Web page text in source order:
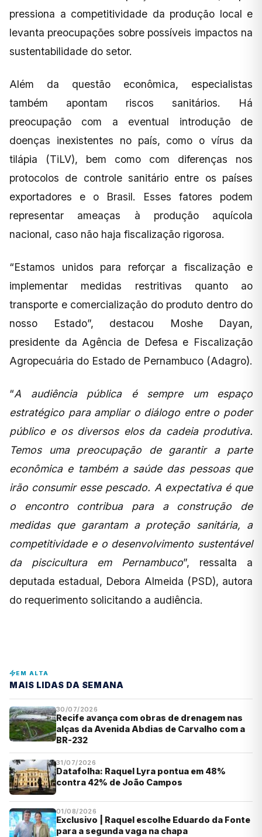
pressiona a competitividade da produção local e
levanta preocupações sobre possíveis impactos na
sustentabilidade do setor.
Além da questão econômica, especialistas
também apontam riscos sanitários. Há
preocupação com a eventual introdução de
doenças inexistentes no país, como o vírus da
tilápia (TiLV), bem como com diferenças nos
protocolos de controle sanitário entre os países
exportadores e o Brasil. Esses fatores podem
representar ameaças à produção aquícola
nacional, caso não haja fiscalização rigorosa.
“Estamos unidos para reforçar a fiscalização e
implementar medidas restritivas quanto ao
transporte e comercialização do produto dentro do
nosso Estado”, destacou Moshe Dayan,
presidente da Agência de Defesa e Fiscalização
Agropecuária do Estado de Pernambuco (Adagro).
“A audiência pública é sempre um espaço
estratégico para ampliar o diálogo entre o poder
público e os diversos elos da cadeia produtiva.
Temos uma preocupação de garantir a parte
econômica e também a saúde das pessoas que
irão consumir esse pescado. A expectativa é que
o encontro contribua para a construção de
medidas que garantam a proteção sanitária, a
competitividade e o desenvolvimento sustentável
da piscicultura em Pernambuco”, ressalta a
deputada estadual, Debora Almeida (PSD), autora
do requerimento solicitando a audiência.
EM ALTA
MAIS LIDAS DA SEMANA
30/07/2026
Recife avança com obras de drenagem nas
alças da Avenida Abdias de Carvalho com a
BR-232
31/07/2026
Datafolha: Raquel Lyra pontua em 48%
contra 42% de João Campos
01/08/2026
Exclusivo | Raquel escolhe Eduardo da Fonte
para a segunda vaga na chapa